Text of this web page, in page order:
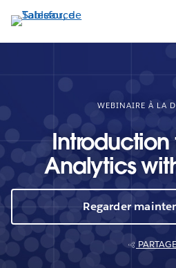
Aller
au
contenu
WEBINAIRE À LA
Introduction
Analytics
Regarder